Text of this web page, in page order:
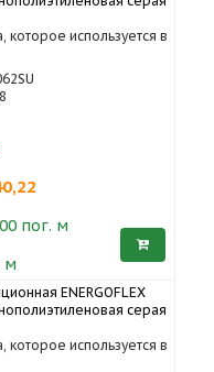
которое используется в
пог. м
м
ENERGOFLEX
серая
которое используется в